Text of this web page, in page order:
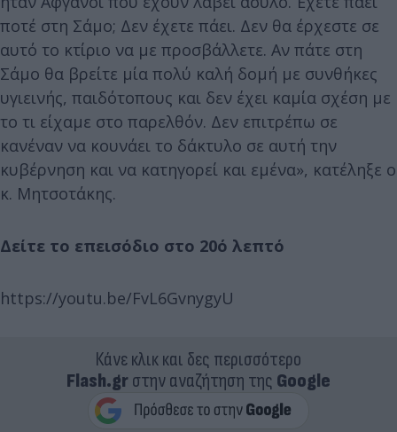
ποτέ στη Σάμο; Δεν έχετε πάει. Δεν θα έρχεστε σε
αυτό το κτίριο να με προσβάλλετε. Αν πάτε στη
Σάμο θα βρείτε μία πολύ καλή δομή με συνθήκες
υγιεινής, παιδότοπους και δεν έχει καμία σχέση με
το τι είχαμε στο παρελθόν. Δεν επιτρέπω σε
κανέναν να κουνάει το δάκτυλο σε αυτή την
κυβέρνηση και να κατηγορεί και εμένα», κατέληξε ο
κ. Μητσοτάκης.
Δείτε το επεισόδιο στο 20ό λεπτό
https://youtu.be/FvL6GvnygyU
Κάνε κλικ και δες περισσότερο
Flash.grστην αναζήτηση της Google